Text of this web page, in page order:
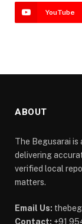
YouTube
ABOUT
The Begusarai
delivering
verified local
matters.
Email Us:
Contact: +91